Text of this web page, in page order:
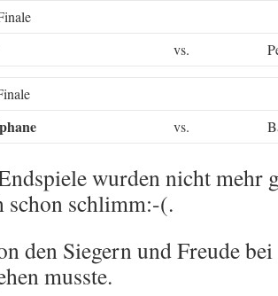
vs.
vs.
wurden nicht mehr
schon schlimm:-(.
den Siegern und Freude
musste.